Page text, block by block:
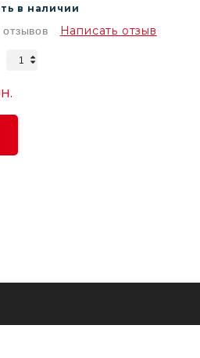
в наличии
отзывов Написать отзыв